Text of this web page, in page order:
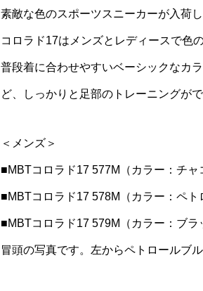
素敵な色のスポーツスニーカーが入荷し
コロラド17はメンズとレディースで色
普段着に合わせやすいベーシックなカ
ど、しっかりと足部のトレーニングが
＜メンズ＞
■MBTコロラド17 577M（カラー：チャ
■MBTコロラド17 578M（カラー：ペト
■MBTコロラド17 579M（カラー：ブラ
冒頭の写真です。左からペトロールブ